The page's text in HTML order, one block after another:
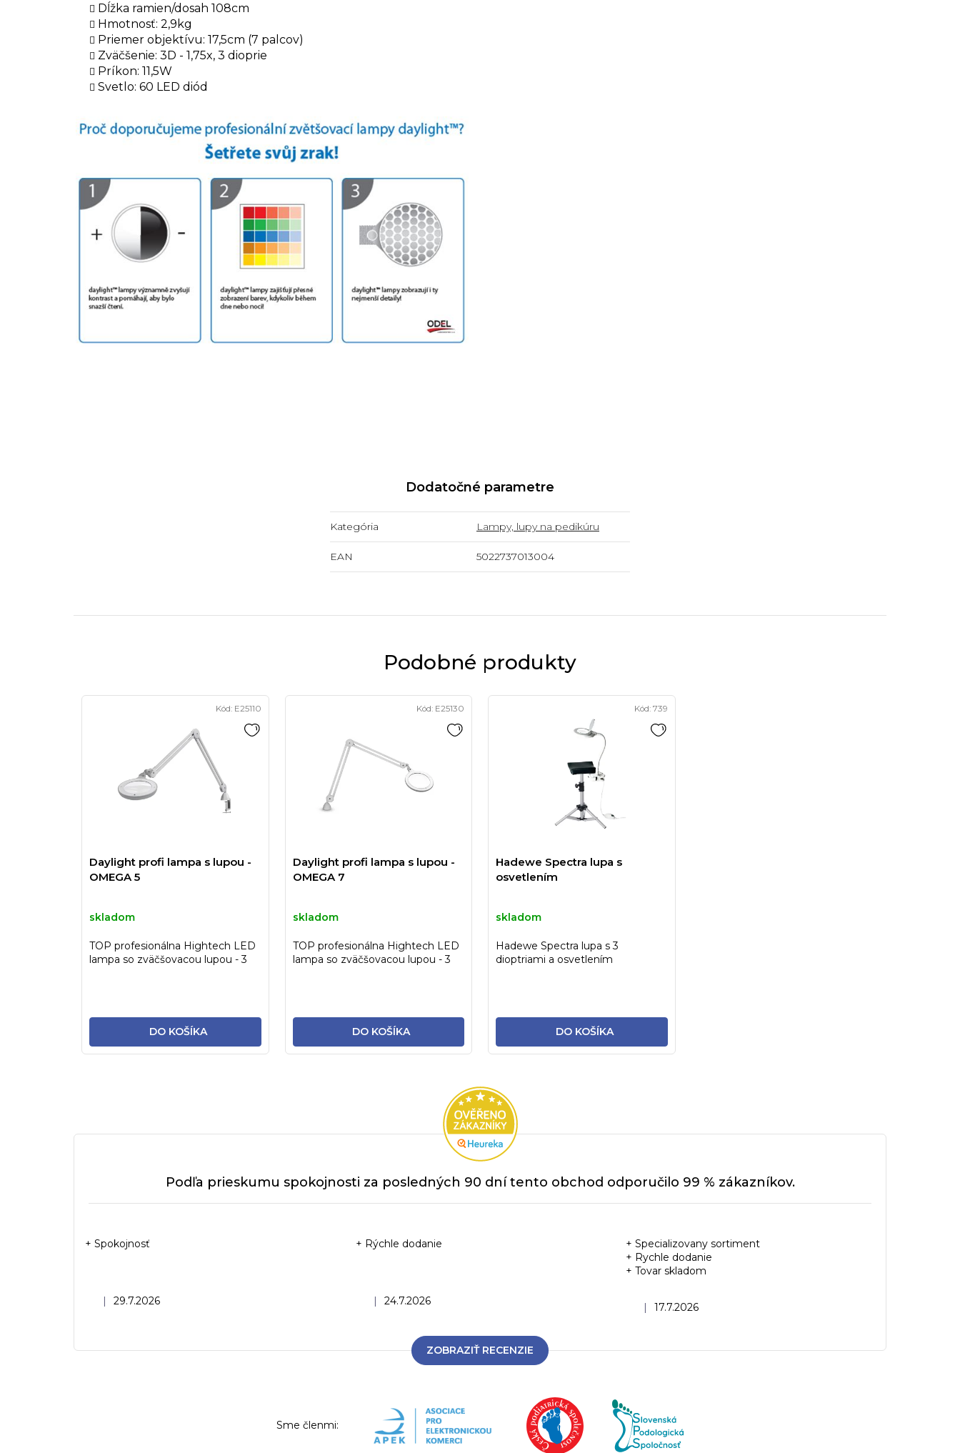
Dĺžka ramien/dosah 108cm
Hmotnosť: 2,9kg
Priemer objektívu: 17,5cm (7 palcov)
Zväčšenie: 3D - 1,75x, 3 dioprie
Príkon: 11,5W
Svetlo: 60 LED diód
Dodatočné parametre
Kategória Lampy, lupy na pedikúru
EAN 5022737013004
Podobné produkty
Daylight profi lampa s lupou -
OMEGA 5
skladom
DO KOŠÍKA
TOP profesionálna Hightech LED
lampa so zväčšovacou lupou - 3
Kód: E25110
Daylight profi lampa s lupou -
OMEGA 7
skladom
DO KOŠÍKA
TOP profesionálna Hightech LED
lampa so zväčšovacou lupou - 3
Kód: E25130
Hadewe Spectra lupa s
osvetlením
skladom
DO KOŠÍKA
Hadewe Spectra lupa s 3
dioptriami a osvetlením
Kód: 739
Podľa prieskumu spokojnosti za posledných 90 dní tento obchod odporučilo 99 % zákazníkov.
Hodnotenie obchodu je 5 z 5 hviezdičiek.
| 29.7.2026
+ Spokojnosť
Hodnotenie obchodu je 5 z 5 hviezdičiek.
| 24.7.2026
+ Rýchle dodanie
Hodnotenie obchodu je 5 z 5 hviezdičiek.
| 17.7.2026
+ Specializovany sortiment
+ Rychle dodanie
+ Tovar skladom
ZOBRAZIŤ RECENZIE
Sme členmi: